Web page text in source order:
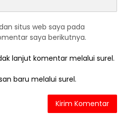
situs web saya pada
saya berikutnya.
lanjut komentar melalui surel.
baru melalui surel.